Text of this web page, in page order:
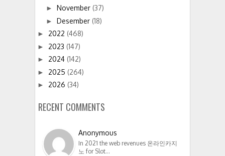
► November (37)
► Desember (18)
► 2022 (468)
► 2023 (147)
► 2024 (142)
► 2025 (264)
► 2026 (34)
RECENT COMMENTS
Anonymous
In 2021 the web revenues 온라인카지
노 for Slot…